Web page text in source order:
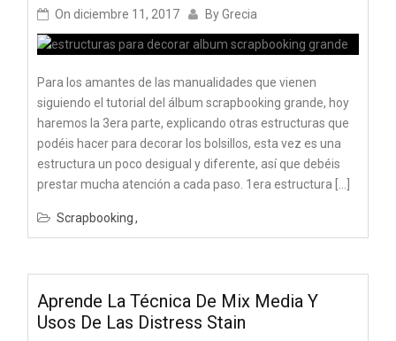
On diciembre 11, 2017 ByGrecia
Para los amantes de las manualidades que vienen
siguiendo el tutorial del álbum scrapbooking grande, hoy
haremos la 3era parte, explicando otras estructuras que
podéis hacer para decorar los bolsillos, esta vez es una
estructura un poco desigual y diferente, así que debéis
prestar mucha atención a cada paso. 1era estructura […]
Scrapbooking
Aprende La Técnica De Mix Media Y
Usos De Las Distress Stain